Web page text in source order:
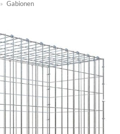
» Gabionen